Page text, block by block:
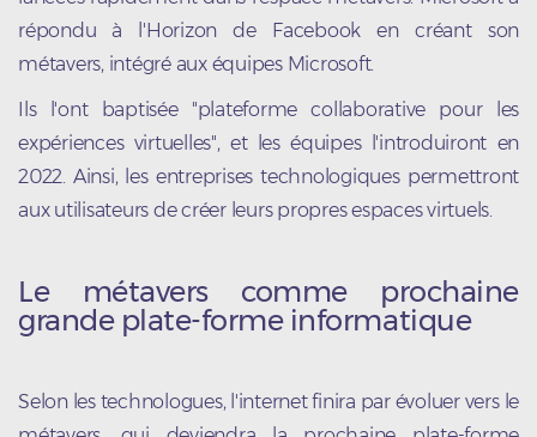
répondu à l'Horizon de Facebook en créant son
métavers, intégré aux équipes Microsoft.
Ils l'ont baptisée "plateforme collaborative pour les
expériences virtuelles", et les équipes l'introduiront en
2022. Ainsi, les entreprises technologiques permettront
aux utilisateurs de créer leurs propres espaces virtuels.
Le métavers comme prochaine
grande plate-forme informatique
Selon les technologues, l'internet finira par évoluer vers le